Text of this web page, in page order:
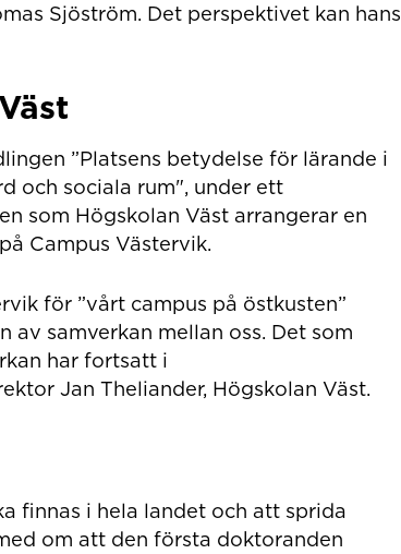
Sjöström. Det perspektivet kan hans
”Platsens betydelse för lärande i
och sociala rum", under ett
som Högskolan Väst arrangerar en
Campus Västervik.
för ”vårt campus på östkusten”
av samverkan mellan oss. Det som
har fortsatt i
Jan Theliander, Högskolan Väst.
finnas i hela landet och att sprida
om att den första doktoranden